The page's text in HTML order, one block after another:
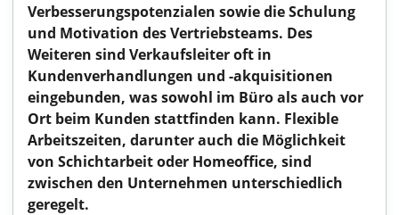
Verbesserungspotenzialen sowie die Schulung
und Motivation des Vertriebsteams. Des
Weiteren sind Verkaufsleiter oft in
Kundenverhandlungen und -akquisitionen
eingebunden, was sowohl im Büro als auch vor
Ort beim Kunden stattfinden kann. Flexible
Arbeitszeiten, darunter auch die Möglichkeit
von Schichtarbeit oder Homeoffice, sind
zwischen den Unternehmen unterschiedlich
geregelt.